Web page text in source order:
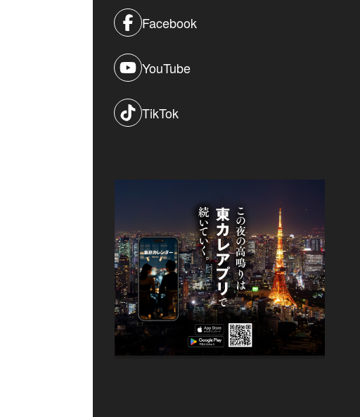
Facebook
YouTube
TikTok